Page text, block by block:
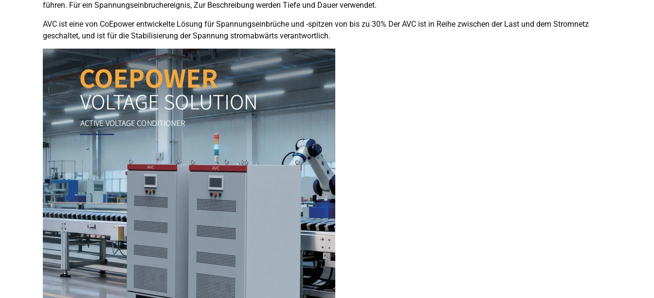
führen. Für ein Spannungseinbruchereignis, Zur Beschreibung werden Tiefe und Dauer verwendet.
AVC ist eine von CoEpower entwickelte Lösung für Spannungseinbrüche und -spitzen von bis zu 30% Der AVC ist in Reihe zwischen der Last und dem Stromnetz
geschaltet, und ist für die Stabilisierung der Spannung stromabwärts verantwortlich.